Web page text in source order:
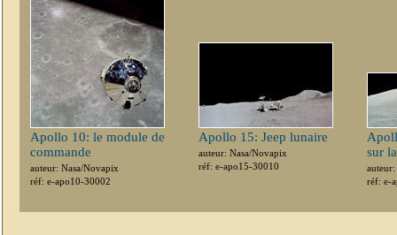
Apollo 10: le module de
commande
auteur: Nasa/Novapix
réf: e-apo10-30002
Apollo 15: Jeep lunaire
auteur: Nasa/Novapix
réf: e-apo15-30010
sur
réf: e-